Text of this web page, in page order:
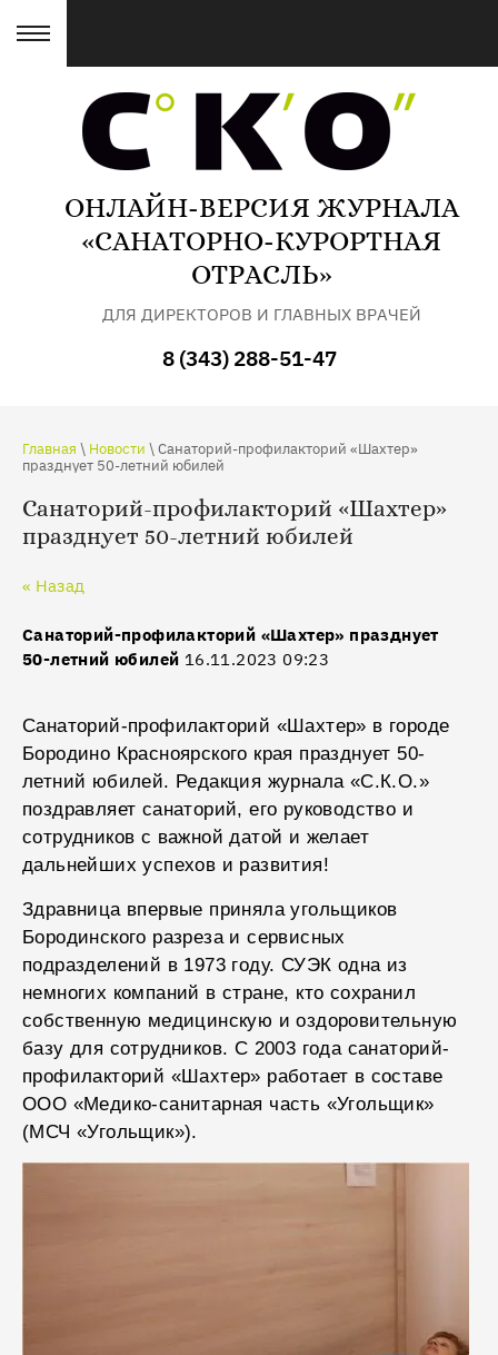
ОНЛАЙН-ВЕРСИЯ ЖУРНАЛА
«САНАТОРНО-КУРОРТНАЯ
ОТРАСЛЬ»
ДЛЯ ДИРЕКТОРОВ И ГЛАВНЫХ ВРАЧЕЙ
8 (343) 288-51-47
Главная \ Новости \ Санаторий-профилакторий «Шахтер»
празднует 50-летний юбилей
Санаторий-профилакторий «Шахтер»
празднует 50-летний юбилей
« Назад
Санаторий-профилакторий «Шахтер» празднует
50-летний юбилей 16.11.2023 09:23
Санаторий-профилакторий «Шахтер» в городе
Бородино Красноярского края празднует 50-
летний юбилей. Редакция журнала «С.К.О.»
поздравляет санаторий, его руководство и
сотрудников с важной датой и желает
дальнейших успехов и развития!
Здравница впервые приняла угольщиков
Бородинского разреза и сервисных
подразделений в 1973 году. СУЭК одна из
немногих компаний в стране, кто сохранил
собственную медицинскую и оздоровительную
базу для сотрудников. С 2003 года санаторий-
профилакторий «Шахтер» работает в составе
ООО «Медико-санитарная часть «Угольщик»
(МСЧ «Угольщик»).